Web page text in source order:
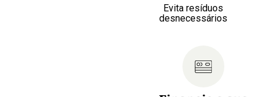
Evita resíduos
desnecessários